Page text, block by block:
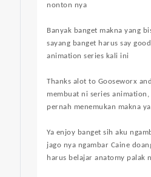
nonton nya
Banyak banget makna yang
sayang banget harus say
animation series kali ini
Thanks alot to Gooseworx
membuat ni series animation,
pernah menemukan makna
Ya enjoy banget sih aku
jago nya ngambar Caine
harus belajar anatomy palak